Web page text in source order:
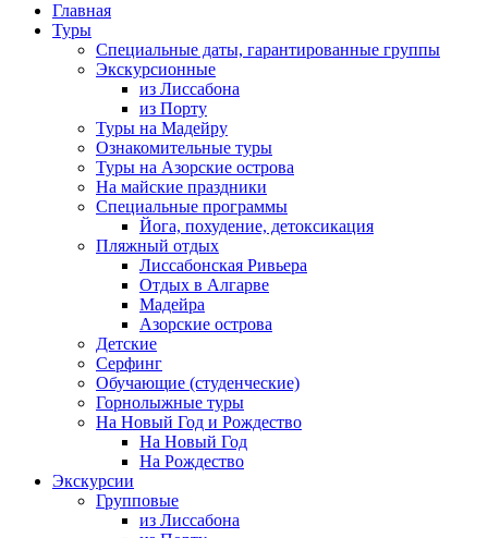
Главная
Туры
Специальные даты, гарантированные группы
Экскурсионные
из Лиссабона
из Порту
Туры на Мадейру
Ознакомительные туры
Туры на Азорские острова
На майские праздники
Специальные программы
Йога, похудение, детоксикация
Пляжный отдых
Лиссабонская Ривьера
Отдых в Алгарве
Мадейра
Азорские острова
Детские
Серфинг
Обучающие (студенческие)
Горнолыжные туры
На Новый Год и Рождество
На Новый Год
На Рождество
Экскурсии
Групповые
из Лиссабона